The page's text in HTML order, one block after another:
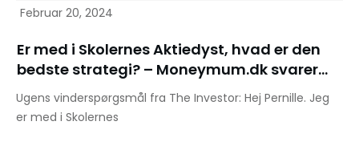
Februar 20, 2024
Er med i Skolernes Aktiedyst, hvad er den
bedste strategi? – Moneymum.dk svarer…
Ugens vinderspørgsmål fra The Investor: Hej Pernille. Jeg
er med i Skolernes